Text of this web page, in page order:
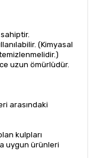
(Kimyasal
uzun ömürlüdür.
arasındaki
kulpları
uygun ürünleri